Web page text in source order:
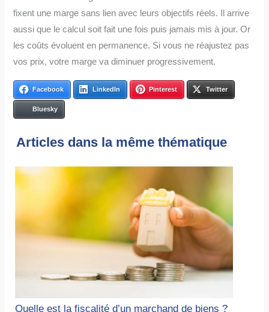
fixent une marge sans lien avec leurs objectifs réels. Il arrive
aussi que le calcul soit fait une fois puis jamais mis à jour. Or
les coûts évoluent en permanence. Si vous ne réajustez pas
vos prix, votre marge va diminuer progressivement.
Facebook LinkedIn Pinterest Twitter
Bluesky
Articles dans la même thématique
Quelle est la fiscalité d’un marchand de biens ?